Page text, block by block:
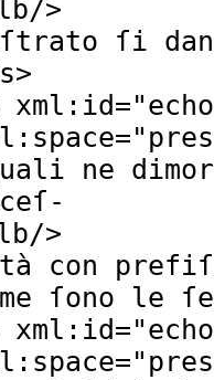
/>
ſi
s>
xml:id="
="
ne
/>
con
ſono le
xml:id="
="